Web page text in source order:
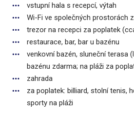
vstupní hala s recepcí, výtah
Wi-Fi ve společných prostorách
trezor na recepci za poplatek
restaurace, bar, bar u bazénu
venkovní bazén, sluneční terasa
bazénu zdarma; na pláži za
zahrada
za poplatek: billiard, stolní tenis,
sporty na pláži